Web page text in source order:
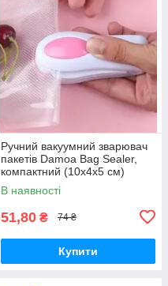
Ручний вакуумний зварювач
пакетів Damoa Bag Sealer,
компактний (10x4x5 см)
В наявності
51,80 ₴ 74 ₴
Купити